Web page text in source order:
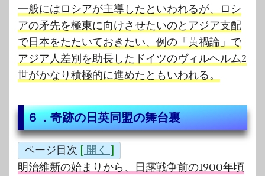
一般にはロシアが主導したといわれるが、ロシ
アの矛先を極東に向けさせたいのとアジア支配
で日本をたたいておきたい、例の「黄禍論」で
アジア人差別を助長したドイツのヴィルヘルム2
世がかなり積極的に進めたともいわれる。
６．奇跡の日英同盟の舞台裏
ページ目次 [ 開く ]
明治維新の始まりから、日露戦争前の1900年頃